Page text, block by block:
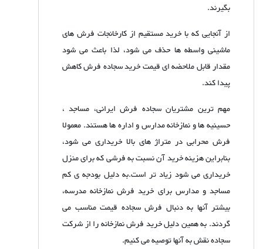
بگیرند.
از آنجایی که با خرید مستقیم از کارخانجات فرش های
ماشینی واسطه ها حذف می شود، لذا باعث می شود
مقدار قابل ملاحضه ای قیمت خرید سجاده فرش کاهش
پیدا کند.
مهم ترین مشتریان سجاده فرش ایرانی، مساجد ،
حسینیه ها و نمازخانه مدارس و اداره ها هستند. معمولا
فرش محرابی در متراژ های بالا خریداری می شود،
بنابراین هزینه خرید آن نسبت به فرشی که برای منزل
خریداری می شود زیاد تر است.به دلیل بودجه ی کم
مساجد و مدارس برای خرید فرش نمازخانه مدرسه،
بیشتر آنها به دنبال فرش سجاده قیمت مناسب می
گردند. به همین دلیل خرید فرش نمازخانه را از شرکت
سجاده نقش به آنها توصیه می کنیم.